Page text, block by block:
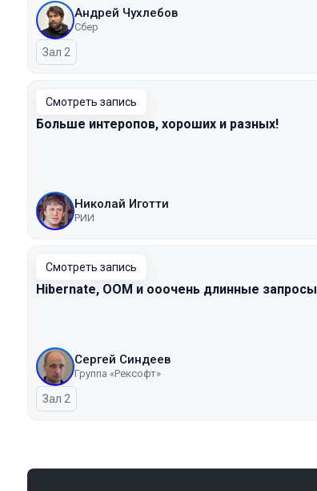
Андрей Чухлебов
Сбер
Зал 2
Смотреть запись
Больше интеропов, хороших и разных!
Николай Иготти
РИИ
Смотреть запись
Hibernate, OOM и ооочень длинные запросы
Сергей Синдеев
Группа «Рексофт»
Зал 2